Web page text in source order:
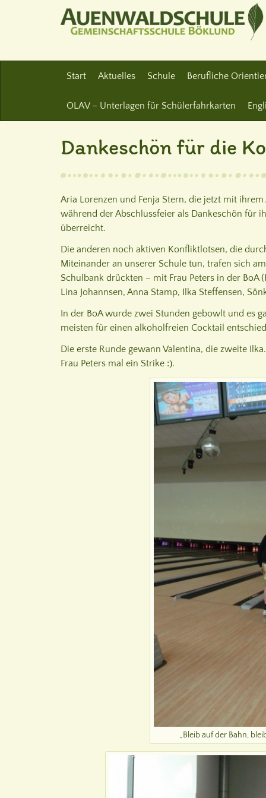
Start Aktuelles Schule Berufliche
OLAV – Unterlagen für Schülerfahrkarten
Dankeschön für die
Aria Lorenzen und Fenja Stern, die jetzt mit
während der Abschlussfeier als Dankeschön für
überreicht.
Die anderen noch aktiven Konfliktlotsen, die
Miteinander an unserer Schule tun, trafen sich
Schulbank drückten – mit Frau Peters in der BoA
Lina Johannsen, Anna Stamp, Ilka Steffensen,
In der BoA wurde zwei Stunden gebowlt und es
meisten für einen alkoholfreien Cocktail
Die erste Runde gewann Valentina, die zweite
Frau Peters mal ein Strike :).
„Bleib auf der Bahn,